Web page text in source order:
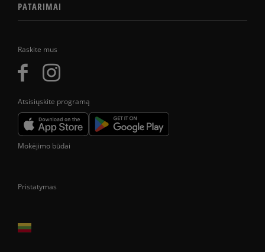
Raskite mus
Atsisiųskite programą
PATARIMAI
Mokėjimo būdai
Pristatymas